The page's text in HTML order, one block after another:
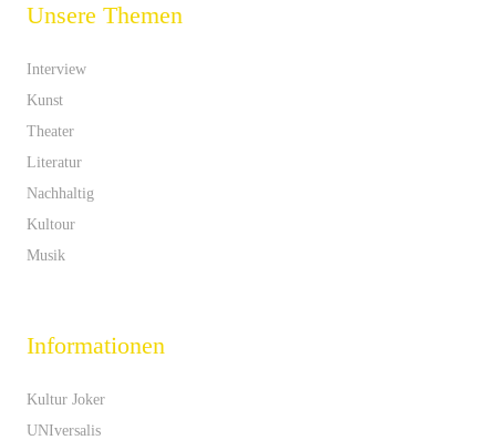
Unsere Themen
Interview
Kunst
Theater
Literatur
Nachhaltig
Kultour
Musik
Informationen
Kultur Joker
UNIversalis